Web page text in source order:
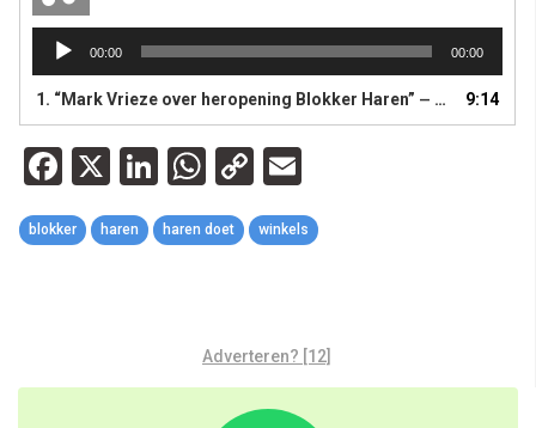
Audiospeler
00:00 00:00
1. “Mark Vrieze over heropening Blokker Haren” — HAREN DOET 9:14
Facebook
X LinkedIn
WhatsApp
Copy
Link
blokker haren haren doet winkels
Adverteren? [12]